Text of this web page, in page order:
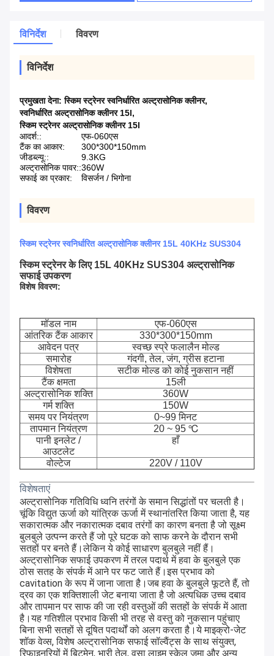
विनिर्देश विवरण
विनिर्देश
प्रमुखता देना:स्किम स्ट्रेनर स्वनिर्धारित अल्ट्रासोनिक क्लीनर,
स्वनिर्धारित अल्ट्रासोनिक क्लीनर 15l,
स्किम स्ट्रेनर अल्ट्रासोनिक क्लीनर 15l
आदर्श::
एफ-060एस
टैंक का आकार:
300*300*150mm
जीडब्ल्यू::
9.3KG
अल्ट्रासोनिक पावर::360W
सफाई का प्रकार:
विसर्जन / भिगोना
विवरण
स्किम स्ट्रेनर स्वनिर्धारित अल्ट्रासोनिक क्लीनर 15L 40KHz SUS304
स्किम स्ट्रेनर के लिए 15L 40KHz SUS304 अल्ट्रासोनिक
सफाई उपकरण
विशेष विवरण:
मॉडल नाम
एफ-060एस
आंतरिक टैंक आकार
330*300*150mm
आवेदन पत्र
स्वच्छ स्प्रे फलालैन मोल्ड
समारोह
गंदगी, तेल, जंग, ग्रीस हटाना
विशेषता
सटीक मोल्ड को कोई नुकसान नहीं
टैंक क्षमता
15ली
अल्ट्रासोनिक शक्ति
360W
गर्म शक्ति
150W
समय पर नियंत्रण
0~99 मिनट
तापमान नियंत्रण
20 ~ 95 ℃
पानी इनलेट /
आउटलेट
हाँ
वोल्टेज 220V / 110V
विशेषताएं
अल्ट्रासोनिक गतिविधि ध्वनि तरंगों के समान सिद्धांतों पर चलती है।
चूंकि विद्युत ऊर्जा को यांत्रिक ऊर्जा में स्थानांतरित किया जाता है, यह
सकारात्मक और नकारात्मक दबाव तरंगों का कारण बनता है जो सूक्ष्म
बुलबुले उत्पन्न करते हैं जो पूरे घटक को साफ करने के दौरान सभी
सतहों पर बनते हैं।लेकिन ये कोई साधारण बुलबुले नहीं हैं।
अल्ट्रासोनिक सफाई उपकरण में तरल पदार्थ में हवा के बुलबुले एक
ठोस सतह के संपर्क में आने पर फट जाते हैं।इस प्रभाव को
cavitation के रूप में जाना जाता है।जब हवा के बुलबुले फूटते हैं, तो
द्रव का एक शक्तिशाली जेट बनाया जाता है जो अत्यधिक उच्च दबाव
और तापमान पर साफ की जा रही वस्तुओं की सतहों के संपर्क में आता
है।यह गतिशील प्रभाव किसी भी तरह से वस्तु को नुकसान पहुंचाए
बिना सभी सतहों से दूषित पदार्थों को अलग करता है।ये माइक्रो-जेट
शॉक वेव्स, विशेष अल्ट्रासोनिक सफाई सॉल्वैंट्स के साथ संयुक्त,
रिफाइनरियों में बिटुमेन, भारी तेल, वसा लाइम स्केल जमा और अन्य